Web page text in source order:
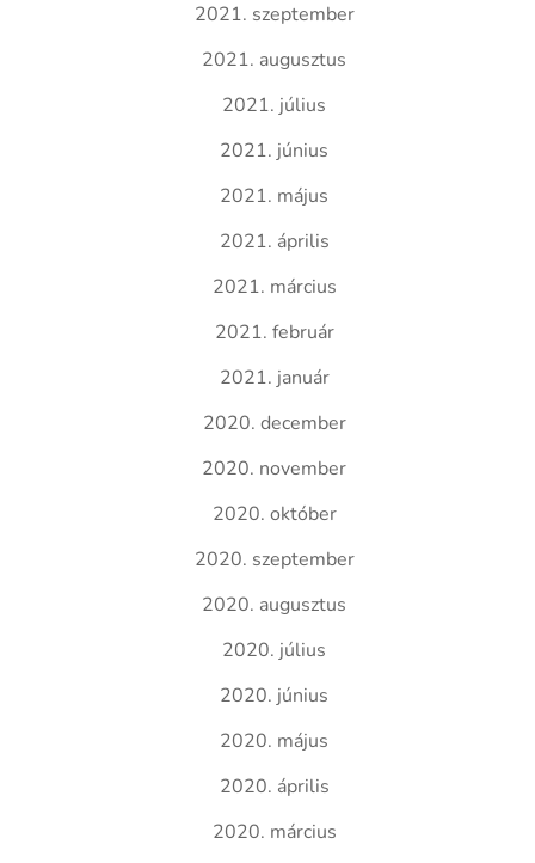
2021. szeptember
2021. augusztus
2021. július
2021. június
2021. május
2021. április
2021. március
2021. február
2021. január
2020. december
2020. november
2020. október
2020. szeptember
2020. augusztus
2020. július
2020. június
2020. május
2020. április
2020. március